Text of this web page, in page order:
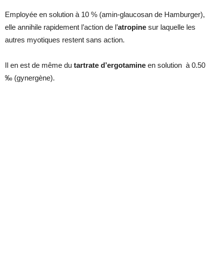
Employée en solution à 10 % (amin-glaucosan de Hamburger),
elle annihile rapidement l’action de l’atropine sur laquelle les
autres myotiques restent sans action.
Il en est de même du tartrate d’ergotamine en solution à 0.50
‰ (gynergène).